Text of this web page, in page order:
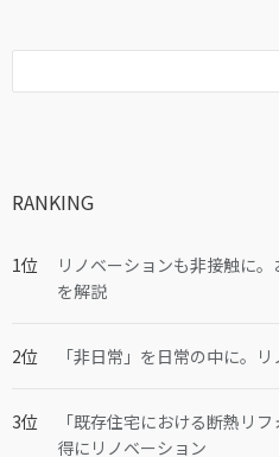
RANKING
リノベーションも非接触に
を解説
「非日常」を日常の中に。
「既存住宅における断熱リ
得にリノベーション